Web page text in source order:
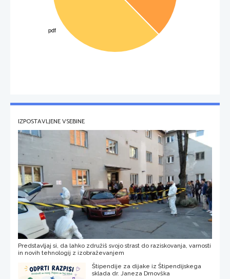
IZPOSTAVLJENE VSEBINE
Predstavljaj si, da lahko združiš svojo strast do raziskovanja, varnosti
in novih tehnologij z izobraževanjem
Štipendije za dijake iz Štipendijskega
sklada dr. Janeza Drnovška